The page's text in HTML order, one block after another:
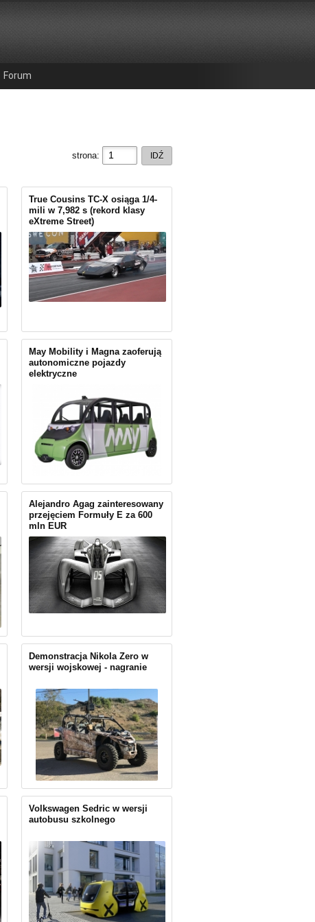
Forum
strona:
True Cousins TC-X osiąga 1/4-
mili w 7,982 s (rekord klasy
eXtreme Street)
May Mobility i Magna zaoferują
autonomiczne pojazdy
elektryczne
Alejandro Agag zainteresowany
przejęciem Formuły E za 600
mln EUR
Demonstracja Nikola Zero w
wersji wojskowej - nagranie
Volkswagen Sedric w wersji
autobusu szkolnego